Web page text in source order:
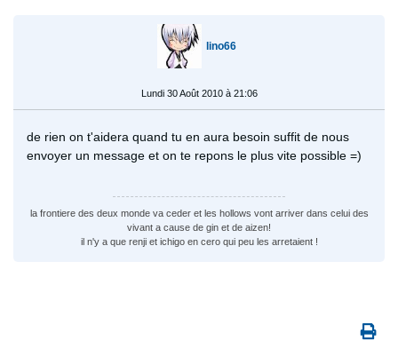
lino66
Lundi 30 Août 2010 à 21:06
de rien on t'aidera quand tu en aura besoin suffit de nous
envoyer un message et on te repons le plus vite possible =)
la frontiere des deux monde va ceder et les hollows vont arriver dans celui des
vivant a cause de gin et de aizen!
il n'y a que renji et ichigo en cero qui peu les arretaient !